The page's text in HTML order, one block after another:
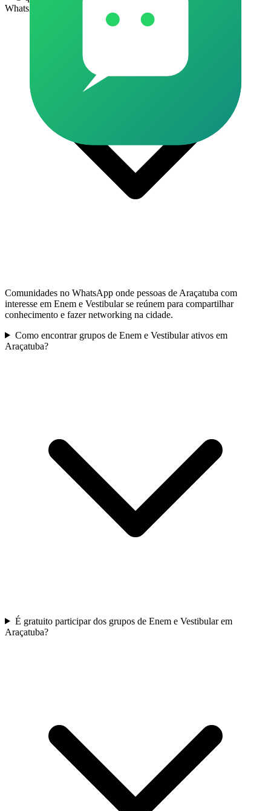
WhatsApp?
Comunidades no WhatsApp onde pessoas de Araçatuba com
interesse em Enem e Vestibular se reúnem para compartilhar
conhecimento e fazer networking na cidade.
Como encontrar grupos de Enem e Vestibular ativos em
Araçatuba?
É gratuito participar dos grupos de Enem e Vestibular em
Araçatuba?